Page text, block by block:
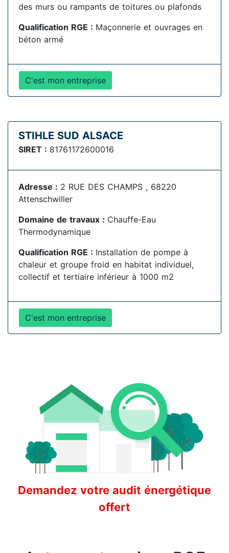
des murs ou rampants de toitures ou plafonds
Qualification RGE : Maçonnerie et ouvrages en
béton armé
C'est mon entreprise
STIHLE SUD ALSACE
SIRET : 81761172600016
Adresse : 2 RUE DES CHAMPS , 68220
Attenschwiller
Domaine de travaux : Chauffe-Eau
Thermodynamique
Qualification RGE : Installation de pompe à
chaleur et groupe froid en habitat individuel,
collectif et tertiaire inférieur à 1000 m2
C'est mon entreprise
Demandez votre audit énergétique
offert